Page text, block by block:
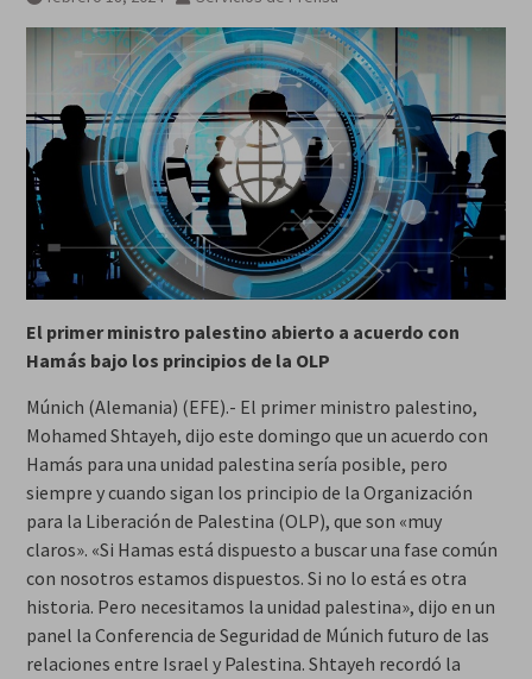
El primer ministro palestino abierto a acuerdo con
Hamás bajo los principios de la OLP
Múnich (Alemania) (EFE).- El primer ministro palestino,
Mohamed Shtayeh, dijo este domingo que un acuerdo con
Hamás para una unidad palestina sería posible, pero
siempre y cuando sigan los principio de la Organización
para la Liberación de Palestina (OLP), que son «muy
claros». «Si Hamas está dispuesto a buscar una fase común
con nosotros estamos dispuestos. Si no lo está es otra
historia. Pero necesitamos la unidad palestina», dijo en un
panel la Conferencia de Seguridad de Múnich futuro de las
relaciones entre Israel y Palestina. Shtayeh recordó la